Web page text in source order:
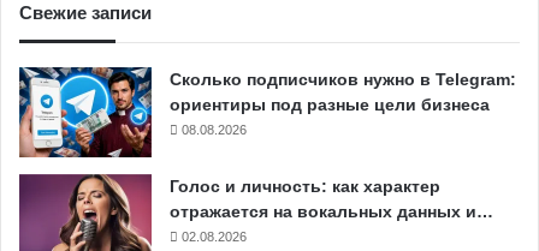
Свежие записи
Сколько подписчиков нужно в Telegram:
ориентиры под разные цели бизнеса
08.08.2026
Голос и личность: как характер
отражается на вокальных данных и…
02.08.2026